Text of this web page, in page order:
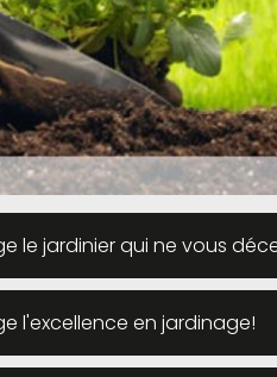
le jardinier qui ne vous
l'excellence en jardinage!